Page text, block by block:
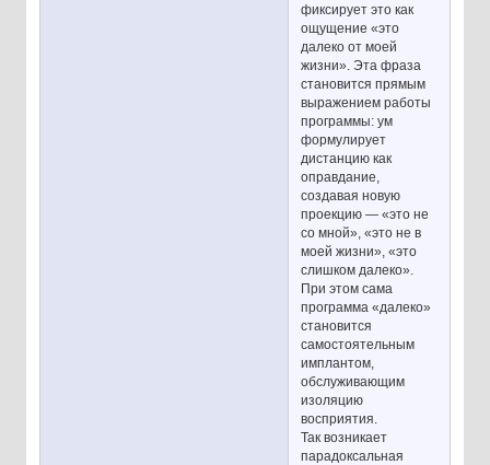
фиксирует это как
ощущение «это
далеко от моей
жизни». Эта фраза
становится прямым
выражением работы
программы: ум
формулирует
дистанцию как
оправдание,
создавая новую
проекцию — «это не
со мной», «это не в
моей жизни», «это
слишком далеко».
При этом сама
программа «далеко»
становится
самостоятельным
имплантом,
обслуживающим
изоляцию
восприятия.
Так возникает
парадоксальная